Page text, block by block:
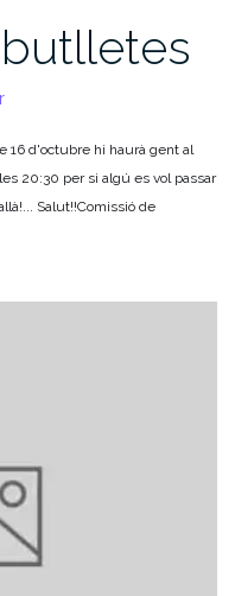
d'octubre hi haurà gent al
20:30 per si algú es vol passar
Salut!!Comissió de